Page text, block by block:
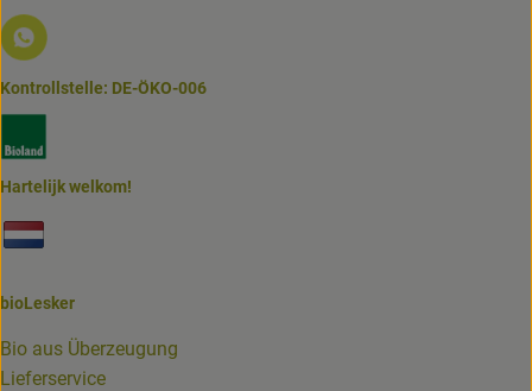
Externer Link zu https://www.biolesker.de/lieferservice/
Kontrollstelle: DE-ÖKO-006
Hartelijk welkom!
bioLesker
Bio aus Überzeugung
Lieferservice